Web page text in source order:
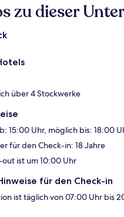
zu dieser
über 4 Stockwerke
15:00 Uhr, möglich bis: 18:00
für den Check-in: 18 Jahre
out ist um 10:00 Uhr
für den Check-in
ist täglich von 07:00 Uhr bis